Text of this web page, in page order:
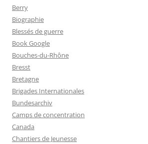
Berry
Biographie
Blessés de guerre
Book Google
Bouches-du-Rhône
Bresst
Bretagne
Brigades Internationales
Bundesarchiv
Camps de concentration
Canada
Chantiers de Jeunesse